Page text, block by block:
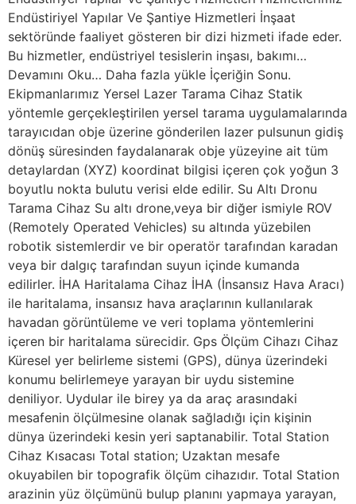
Endüstiriyel Yapılar Ve Şantiye Hizmetleri İnşaat
sektöründe faaliyet gösteren bir dizi hizmeti ifade eder.
Bu hizmetler, endüstriyel tesislerin inşası, bakımı…
Devamını Oku… Daha fazla yükle İçeriğin Sonu.
Ekipmanlarımız Yersel Lazer Tarama Cihaz Statik
yöntemle gerçekleştirilen yersel tarama uygulamalarında
tarayıcıdan obje üzerine gönderilen lazer pulsunun gidiş
dönüş süresinden faydalanarak obje yüzeyine ait tüm
detaylardan (XYZ) koordinat bilgisi içeren çok yoğun 3
boyutlu nokta bulutu verisi elde edilir. Su Altı Dronu
Tarama Cihaz Su altı drone,veya bir diğer ismiyle ROV
(Remotely Operated Vehicles) su altında yüzebilen
robotik sistemlerdir ve bir operatör tarafından karadan
veya bir dalgıç tarafından suyun içinde kumanda
edilirler. İHA Haritalama Cihaz İHA (İnsansız Hava Aracı)
ile haritalama, insansız hava araçlarının kullanılarak
havadan görüntüleme ve veri toplama yöntemlerini
içeren bir haritalama sürecidir. Gps Ölçüm Cihazı Cihaz
Küresel yer belirleme sistemi (GPS), dünya üzerindeki
konumu belirlemeye yarayan bir uydu sistemine
deniliyor. Uydular ile birey ya da araç arasındaki
mesafenin ölçülmesine olanak sağladığı için kişinin
dünya üzerindeki kesin yeri saptanabilir. Total Station
Cihaz Kısacası Total station; Uzaktan mesafe
okuyabilen bir topografik ölçüm cihazıdır. Total Station
arazinin yüz ölçümünü bulup planını yapmaya yarayan,